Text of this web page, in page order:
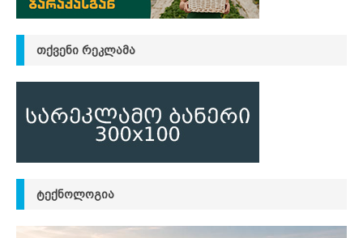
ᲗᲥᲕᲔᲜᲘ ᲠᲔᲙᲚᲐᲛᲐ
ᲢᲔᲥᲜᲝᲚᲝᲒᲘᲐ